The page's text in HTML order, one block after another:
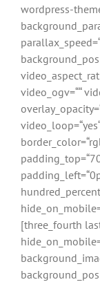
wordpress-
video_ogv=““
[three_fourth